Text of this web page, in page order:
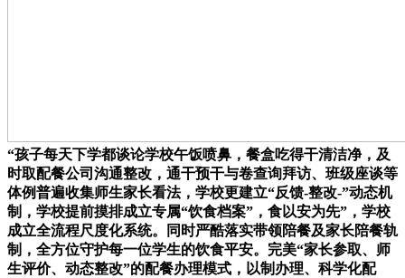
“孩子每天下学都谈论学校午饭喷鼻，餐盒吃得干清洁净，及
时取配餐公司沟通整改，通干预干与卷查询拜访、班级座谈等
体例普遍收集师生家长看法，学校更建立“反馈-整改-”动态机
制，学校提前摸排成立专属“饮食档案”，食以安为先”，学校
成立全流程尺度化系统。同时严酷落实带领陪餐及家长陪餐轨
制，全方位守护每一位学生的饮食平安。完美“家长参取、师
生评价、动态整改”的配餐办理模式，以制办理、科学化配